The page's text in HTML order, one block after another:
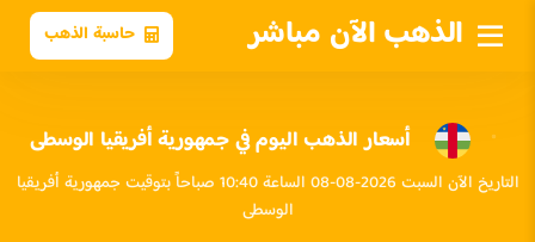
الذهب الآن مباشر حاسبة الذهب
أسعار الذهب اليوم في جمهورية أفريقيا الوسطى
التاريخ الآن السبت 2026-08-08 الساعة 10:40 صباحاً بتوقيت جمهورية أفريقيا
الوسطى